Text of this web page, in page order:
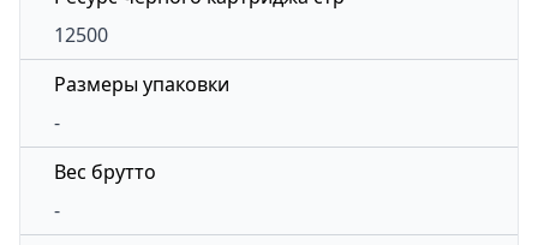
12500
Размеры упаковки
-
Вес брутто
-